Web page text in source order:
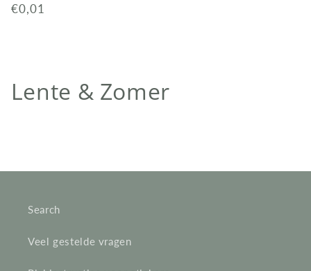
Normale
€0,01
C
l
Lente & Zomer
Search
Veel gestelde vragen